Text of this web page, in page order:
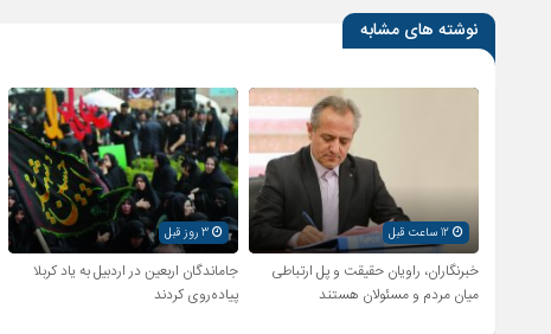
نوشته های مشابه
12 ساعت قبل
خبرنگاران، راویان حقیقت و پل ارتباطی
میان مردم و مسئولان هستند
3 روز قبل
جاماندگان اربعین در اردبیل به یاد کربلا
پیاده‌روی کردند